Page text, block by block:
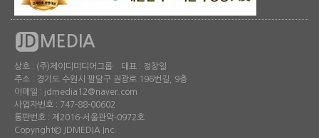
JD MEDIA
상호 : (주)제이디미디어그룹 대표 : 정창일
주소 : 경기도 수원시 팔달구 권광로 196번길, 9층
이메일 : jdmedia12@naver.com
사업자번호 : 747-88-00602
통판번호 : 제2016-서울관악-0972호
Copyright© JDMEDIA Inc.